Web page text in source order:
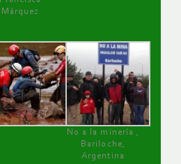
Márquez
No a la minería ,
Bariloche,
Argentina